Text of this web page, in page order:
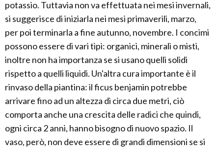
potassio. Tuttavia non va effettuata nei mesi invernali,
si suggerisce di iniziarla nei mesi primaverili, marzo,
per poi terminarla a fine autunno, novembre. I concimi
possono essere di vari tipi: organici, minerali o misti,
inoltre non ha importanza se si usano quelli solidi
rispetto a quelli liquidi. Un'altra cura importante è il
rinvaso della piantina: il ficus benjamin potrebbe
arrivare fino ad un altezza di circa due metri, ciò
comporta anche una crescita delle radici che quindi,
ogni circa 2 anni, hanno bisogno di nuovo spazio. Il
vaso, però, non deve essere di grandi dimensioni se si